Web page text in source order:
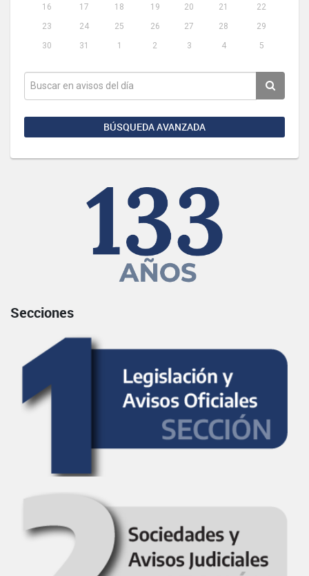
16
17 18 19 20 21
22
23
24 25 26 27 28
29
30
31 1 2 3 4 5
BÚSQUEDA AVANZADA
Secciones